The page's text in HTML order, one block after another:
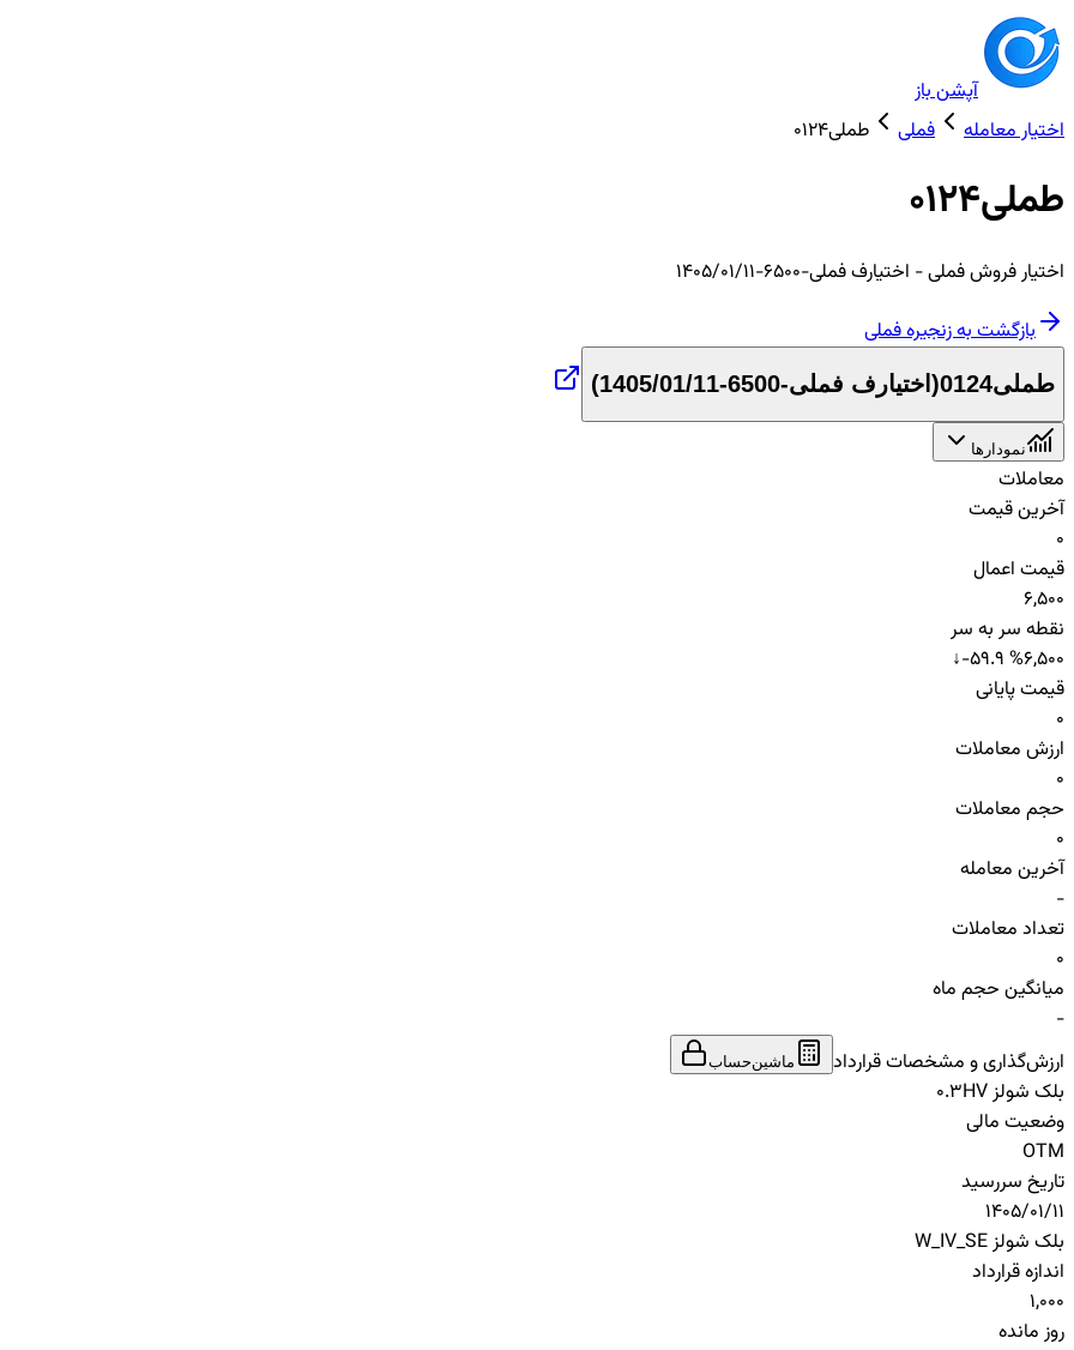
آپشن باز
اختیار معامله
فملی طملی0124
طملی0124
اختیارفروشفملی- اختیارف فملی-6500-1405/01/11
بازگشت به زنجیرهفملی
طملی0124 ( اختیارف فملی-6500-1405/01/11 )
نمودارها
معاملات
آخرین قیمت
0
قیمت اعمال
6,500
نقطه سر به سر
6,500
↓-59.9 %
قیمت پایانی
0
ارزش معاملات
0
حجم معاملات
0
آخرین معامله
-
تعداد معاملات
0
میانگین حجم ماه
-
ارزش‌گذاری و مشخصات قرارداد
ماشین‌حساب
بلک شولز HV
0.3
وضعیت مالی
OTM
تاریخ سررسید
1405/01/11
بلک شولز W_IV_SE
اندازه قرارداد
1,000
روز مانده